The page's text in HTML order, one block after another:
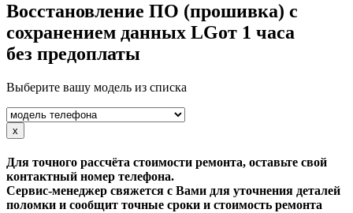
Восстановление ПО (прошивка) с
сохранением данных LGот 1 часа
без предоплаты
Выберите вашу модель из списка
x
Для точного рассчёта стоимости ремонта, оставьте свой
контактный номер телефона.
Сервис-менеджер свяжется с Вами для уточнения деталей
поломки и сообщит точные сроки и стоимость ремонта